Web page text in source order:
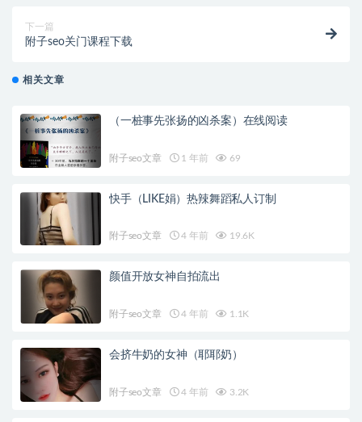
下一篇
附子seo关门课程下载
相关文章
（一桩事先张扬的凶杀案）在线阅读
附子seo文章 1 年前 69
快手（LIKE娟）热辣舞蹈私人订制
附子seo文章 4 年前 19.6K
颜值开放女神自拍流出
附子seo文章 4 年前 1.1K
会挤牛奶的女神（耶耶奶）
附子seo文章 4 年前 3.2K